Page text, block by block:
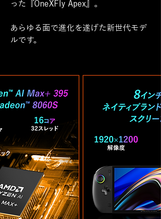
った『OneXFly Apex』。
あらゆる面で進化を遂げた新世代モデ
ルです。